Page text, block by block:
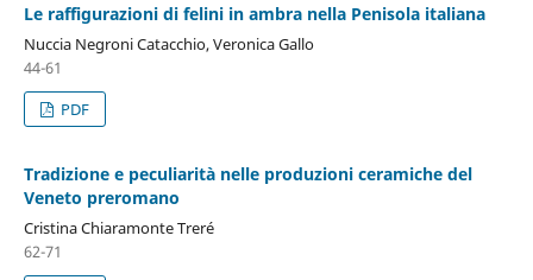
Le raffigurazioni di felini in ambra nella Penisola italiana
Nuccia Negroni Catacchio, Veronica Gallo
44-61
PDF
Tradizione e peculiarità nelle produzioni ceramiche del
Veneto preromano
Cristina Chiaramonte Treré
62-71